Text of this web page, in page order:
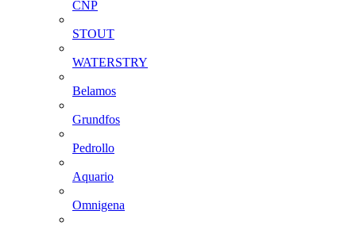
CNP
STOUT
WATERSTRY
Belamos
Grundfos
Pedrollo
Aquario
Omnigena